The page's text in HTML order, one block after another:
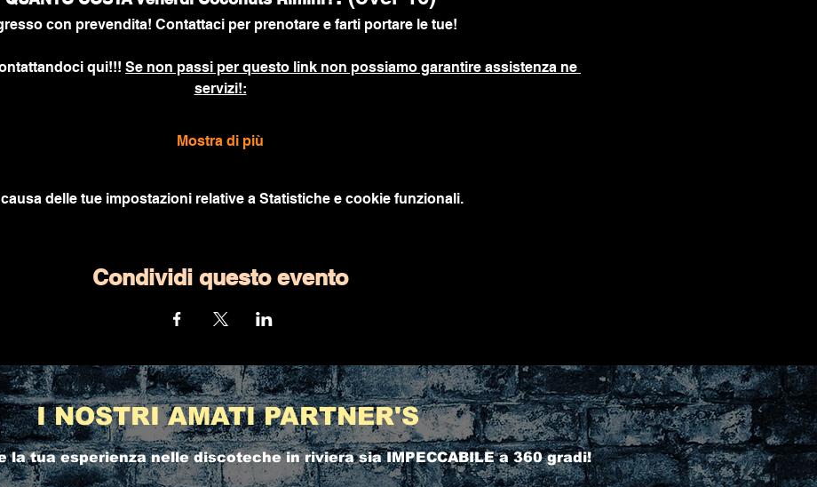
con prevendita! Contattaci per prenotare e farti portare le tue!
qui!!! Se non passi per questo link non possiamo garantire assistenza ne
servizi!:
Mostra di più
delle tue impostazioni relative a Statistiche e cookie funzionali.
Condividi questo evento
I NOSTRI AMATI PARTNER'S
la tua esperienza nellediscoteche in rivierasia IMPECCABILE a 360 gradi!